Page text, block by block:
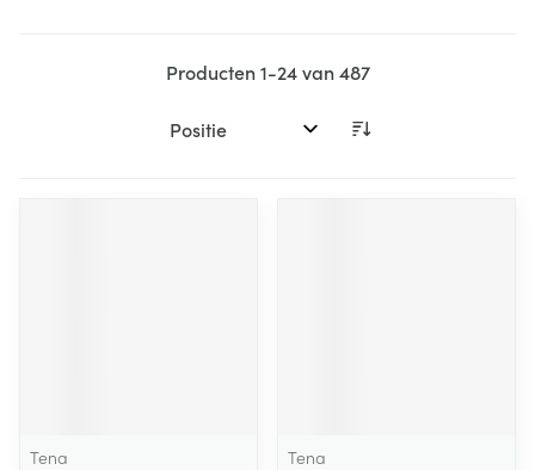
Producten1-24van487
Sorteer op:
Tena
Tena